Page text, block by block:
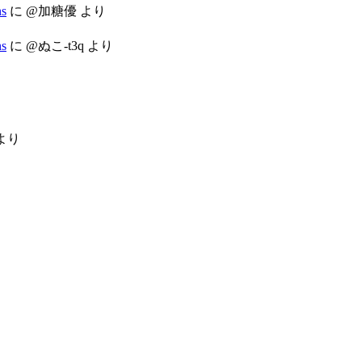
に @加糖優 より
に @ぬこ-t3q より
り